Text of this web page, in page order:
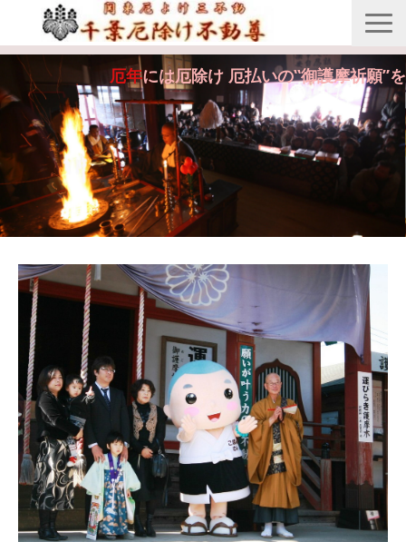
縁起由来
年間行事
御護摩祈願
御守・紙札
安産・七五三祝祷
厄年には厄除け 厄払いの‟御護摩祈願”を